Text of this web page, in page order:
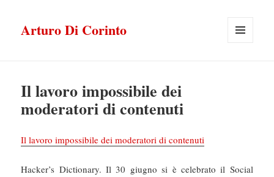
Arturo Di Corinto
Il lavoro impossibile dei
moderatori di contenuti
Il lavoro impossibile dei moderatori di contenuti
Hacker’s Dictionary. Il 30 giugno si è celebrato il Social